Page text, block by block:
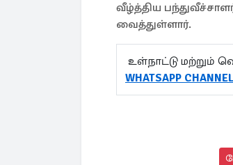
வீழ்த்திய
வைத்துள்ளார்.
உள்நாட்டு மற்றும்
WHATSAPP CHANNEL